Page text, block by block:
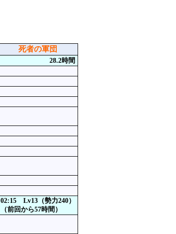
死者の軍団
28.2時間
02:15 Lv13（勢力240）
（前回から57時間）